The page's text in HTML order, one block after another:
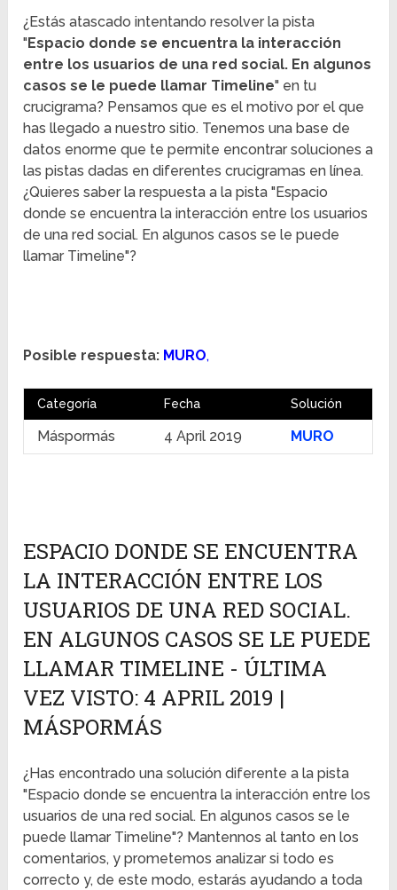
¿Estás atascado intentando resolver la pista
"Espacio donde se encuentra la interacción
entre los usuarios de una red social. En algunos
casos se le puede llamar Timeline" en tu
crucigrama? Pensamos que es el motivo por el que
has llegado a nuestro sitio. Tenemos una base de
datos enorme que te permite encontrar soluciones a
las pistas dadas en diferentes crucigramas en línea.
¿Quieres saber la respuesta a la pista "Espacio
donde se encuentra la interacción entre los usuarios
de una red social. En algunos casos se le puede
llamar Timeline"?
Posible respuesta: MURO,
Categoría Fecha Solución
Máspormás 4 April 2019 MURO
ESPACIO DONDE SE ENCUENTRA
LA INTERACCIÓN ENTRE LOS
USUARIOS DE UNA RED SOCIAL.
EN ALGUNOS CASOS SE LE PUEDE
LLAMAR TIMELINE - ÚLTIMA
VEZ VISTO: 4 APRIL 2019 |
MÁSPORMÁS
¿Has encontrado una solución diferente a la pista
"Espacio donde se encuentra la interacción entre los
usuarios de una red social. En algunos casos se le
puede llamar Timeline"? Mantennos al tanto en los
comentarios, y prometemos analizar si todo es
correcto y, de este modo, estarás ayudando a toda